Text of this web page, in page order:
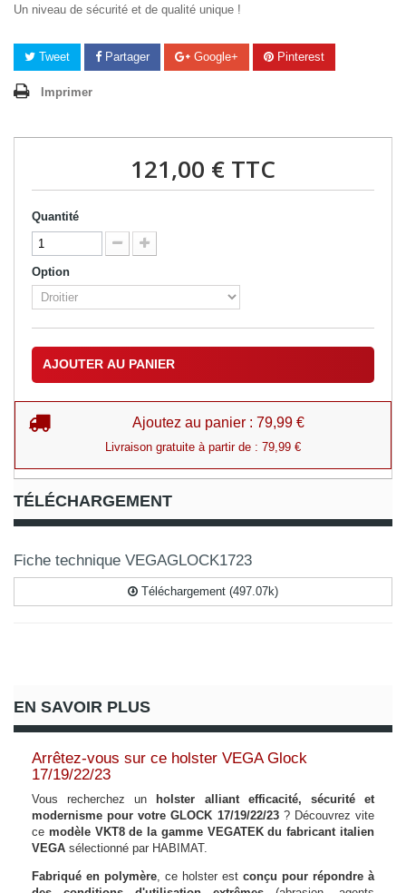
Un niveau de sécurité et de qualité unique !
Tweet Partager Google+ Pinterest
Imprimer
121,00 € TTC
Quantité
Option
AJOUTER AU PANIER
Ajoutez au panier : 79,99 €
Livraison gratuite à partir de : 79,99 €
TÉLÉCHARGEMENT
Fiche technique VEGAGLOCK1723
Téléchargement (497.07k)
EN SAVOIR PLUS
Arrêtez-vous sur ce holster VEGA Glock
17/19/22/23
Vous recherchez un
holster alliant efficacité, sécurité et
modernisme pour votre GLOCK 17/19/22/23? Découvrez vite
ce modèle VKT8 de la gamme VEGATEK du fabricant italien
VEGA sélectionné par HABIMAT.
Fabriqué en polymère, ce holster est conçu pour répondre à